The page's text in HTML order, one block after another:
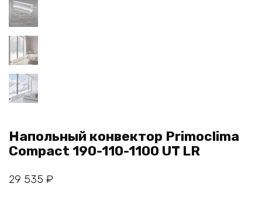
Напольный конвектор Primoclima
Compact 190-110-1100 UT LR
29 535 ₽